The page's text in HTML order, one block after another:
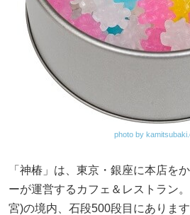
photo by
「神椿」は、東京・銀座に本店を
ーが運営するカフェ＆レストラン
宮)の境内、石段500段目にありま